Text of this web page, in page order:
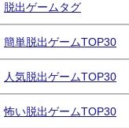
脱出ゲームタグ
簡単脱出ゲームTOP30
人気脱出ゲームTOP30
怖い脱出ゲームTOP30